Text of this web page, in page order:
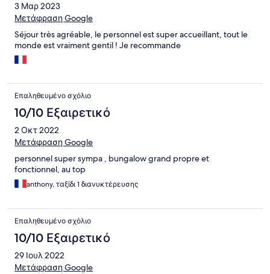
3 Μαρ 2023
Μετάφραση Google
Séjour très agréable, le personnel est super accueillant, tout le
monde est vraiment gentil ! Je recommande
Επαληθευμένο σχόλιο
10/10 Εξαιρετικό
2 Οκτ 2022
Μετάφραση Google
personnel super sympa , bungalow grand propre et
fonctionnel, au top
anthony, ταξίδι 1 διανυκτέρευσης
Επαληθευμένο σχόλιο
10/10 Εξαιρετικό
29 Ιουλ 2022
Μετάφραση Google